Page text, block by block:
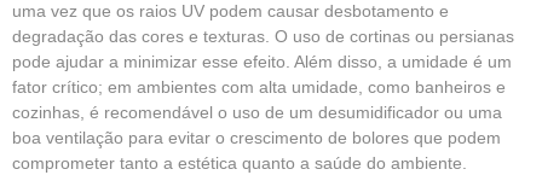
uma vez que os raios UV podem causar desbotamento e
degradação das cores e texturas. O uso de cortinas ou persianas
pode ajudar a minimizar esse efeito. Além disso, a umidade é um
fator crítico; em ambientes com alta umidade, como banheiros e
cozinhas, é recomendável o uso de um desumidificador ou uma
boa ventilação para evitar o crescimento de bolores que podem
comprometer tanto a estética quanto a saúde do ambiente.